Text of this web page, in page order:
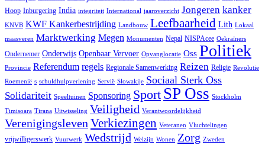
Hoop Inburgering India integriteit International jaaroverzicht Jongeren kanker
KNVB KWF Kankerbestrijding Landbouw Leefbaarheid Lith Lokaal
maasveren Marktwerking Megen Monumenten Nepal NISPAcee Oekraïners
Ondernemer Onderwijs Openbaar Vervoer Opvanglocatie Oss Politiek
Provincie Referendum regels Regionale Samenwerking Reizen Religie Revolutie
Roemenië s schuldhulpverlening Servië Slowakije Sociaal Sterk Oss
Solidariteit Speeltuinen Sponsoring Sport SP Oss Stockholm
Timisoara Tirana Uitwisseling Veiligheid Verantwoordelijkheid
Verenigingsleven Verkiezingen Veteranen Vluchtelingen
vrijwilligerswerk Vuurwerk Wedstrijd Welzijn Wonen Zorg Zweden